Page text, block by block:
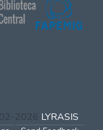
2026 LYRASIS